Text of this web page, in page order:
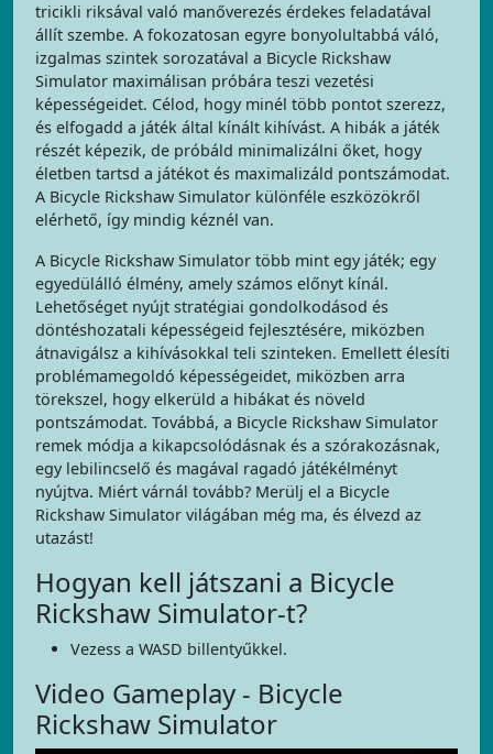
tricikli riksával való manőverezés érdekes feladatával
állít szembe. A fokozatosan egyre bonyolultabbá váló,
izgalmas szintek sorozatával a Bicycle Rickshaw
Simulator maximálisan próbára teszi vezetési
képességeidet. Célod, hogy minél több pontot szerezz,
és elfogadd a játék által kínált kihívást. A hibák a játék
részét képezik, de próbáld minimalizálni őket, hogy
életben tartsd a játékot és maximalizáld pontszámodat.
A Bicycle Rickshaw Simulator különféle eszközökről
elérhető, így mindig kéznél van.
A Bicycle Rickshaw Simulator több mint egy játék; egy
egyedülálló élmény, amely számos előnyt kínál.
Lehetőséget nyújt stratégiai gondolkodásod és
döntéshozatali képességeid fejlesztésére, miközben
átnavigálsz a kihívásokkal teli szinteken. Emellett élesíti
problémamegoldó képességeidet, miközben arra
törekszel, hogy elkerüld a hibákat és növeld
pontszámodat. Továbbá, a Bicycle Rickshaw Simulator
remek módja a kikapcsolódásnak és a szórakozásnak,
egy lebilincselő és magával ragadó játékélményt
nyújtva. Miért várnál tovább? Merülj el a Bicycle
Rickshaw Simulator világában még ma, és élvezd az
utazást!
Hogyan kell játszani a Bicycle
Rickshaw Simulator-t?
Vezess a WASD billentyűkkel.
Video Gameplay - Bicycle
Rickshaw Simulator